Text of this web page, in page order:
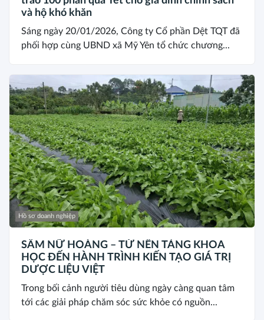
và hộ khó khăn
Sáng ngày 20/01/2026, Công ty Cổ phần Dệt TQT đã
phối hợp cùng UBND xã Mỹ Yên tổ chức chương...
Hồ sơ doanh nghiệp
SÂM NỮ HOÀNG – TỪ NỀN TẢNG KHOA
HỌC ĐẾN HÀNH TRÌNH KIẾN TẠO GIÁ TRỊ
DƯỢC LIỆU VIỆT
Trong bối cảnh người tiêu dùng ngày càng quan tâm
tới các giải pháp chăm sóc sức khỏe có nguồn...